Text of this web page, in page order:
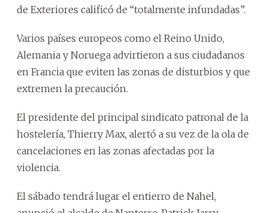
de Exteriores calificó de “totalmente infundadas”.
Varios países europeos como el Reino Unido,
Alemania y Noruega advirtieron a sus ciudadanos
en Francia que eviten las zonas de disturbios y que
extremen la precaución.
El presidente del principal sindicato patronal de la
hostelería, Thierry Max, alertó a su vez de la ola de
cancelaciones en las zonas afectadas por la
violencia.
El sábado tendrá lugar el entierro de Nahel,